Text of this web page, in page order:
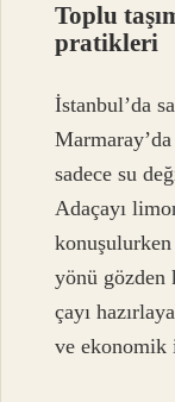
Toplu
pratikleri
İstanbul’da
sadece su
Adaçayı
konuşulurken
yönü gözden
çayı
ve ekonomik